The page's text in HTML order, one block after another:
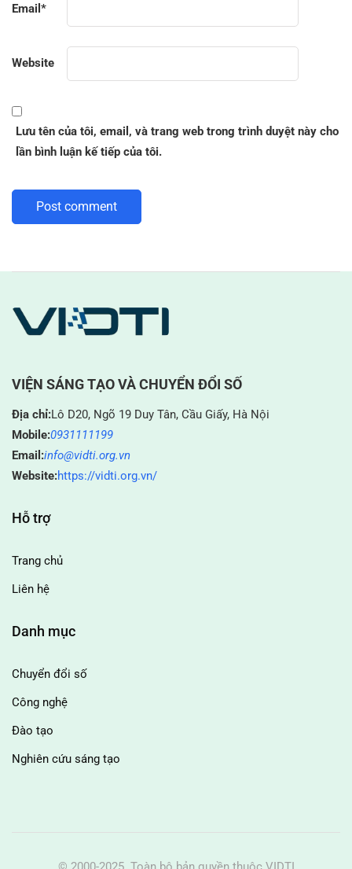
Email *
Website
Lưu tên của tôi, email, và trang web trong trình duyệt này cho
lần bình luận kế tiếp của tôi.
VIỆN SÁNG TẠO VÀ CHUYỂN ĐỔI SỐ
Địa chỉ:Lô D20, Ngõ 19 Duy Tân, Cầu Giấy, Hà Nội
Mobile:0931111199
Email:info@vidti.org.vn
Website:https://vidti.org.vn/
Hỗ trợ
Trang chủ
Liên hệ
Danh mục
Chuyển đổi số
Công nghệ
Đào tạo
Nghiên cứu sáng tạo